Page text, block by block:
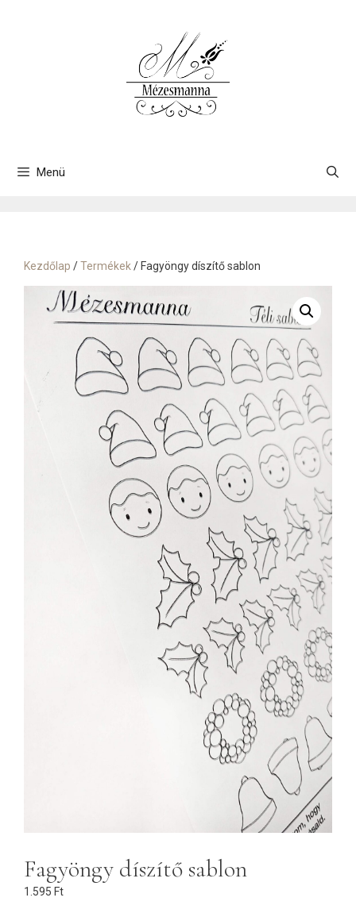
Menü
Kezdőlap /Termékek / Fagyöngy díszítő sablon
Fagyöngy díszítő sablon
1.595 Ft